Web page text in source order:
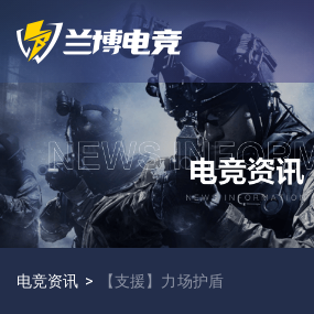
电竞资讯 > 【支援】力场护盾